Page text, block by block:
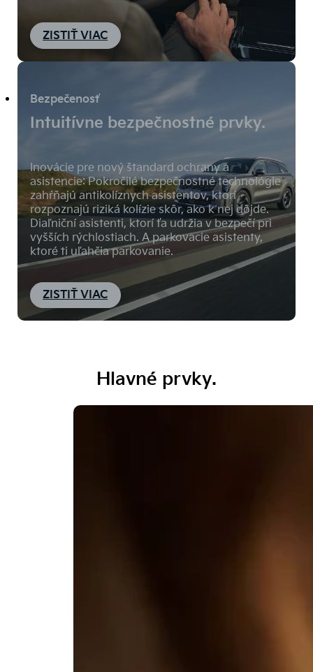
ZISTIŤ VIAC
Bezpečenosť
Intuitívne bezpečnostné prvky.
Inovácie pre nový štandard ochrany a
asistencie: Pokročilé bezpečnostné technológie
zahŕňajú antikolíznych asistentov, ktorí
rozpoznajú riziká kolízie skôr, ako k nej dôjde.
Diaľniční asistenti, ktorí ťa udržia v bezpečí pri
vyšších rýchlostiach. A parkovacie asistenty,
ktoré ti uľahčia parkovanie.
ZISTIŤ VIAC
Hlavné prvky.